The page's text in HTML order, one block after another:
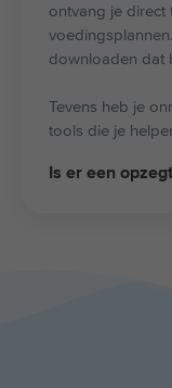
ontvang je
downloaden dat
Tevens heb je
tools die je
Is er een